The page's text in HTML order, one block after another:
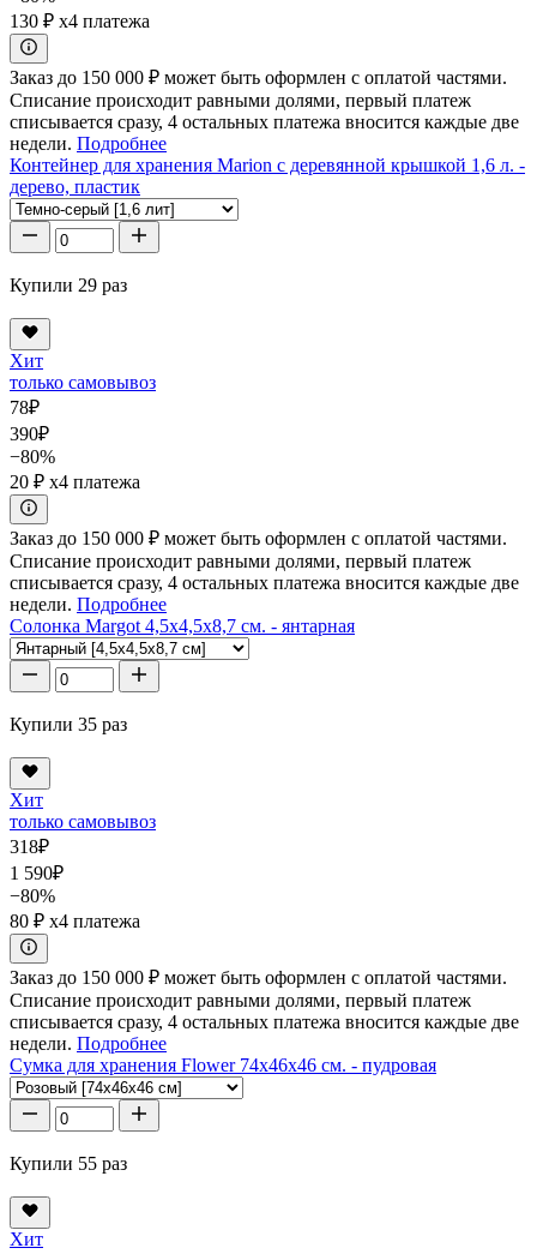
130 ₽ x4 платежа
Заказ до 150 000 ₽ может быть оформлен с оплатой частями.
Списание происходит равными долями, первый платеж
списывается сразу, 4 остальных платежа вносится каждые две
недели. Подробнее
Контейнер для хранения Marion с деревянной крышкой 1,6 л. -
дерево, пластик
Купили 29 раз
Хит
только самовывоз
78₽
390₽
−80%
20 ₽ x4 платежа
Заказ до 150 000 ₽ может быть оформлен с оплатой частями.
Списание происходит равными долями, первый платеж
списывается сразу, 4 остальных платежа вносится каждые две
недели. Подробнее
Солонка Margot 4,5x4,5x8,7 см. - янтарная
Купили 35 раз
Хит
только самовывоз
318₽
1 590₽
−80%
80 ₽ x4 платежа
Заказ до 150 000 ₽ может быть оформлен с оплатой частями.
Списание происходит равными долями, первый платеж
списывается сразу, 4 остальных платежа вносится каждые две
недели. Подробнее
Сумка для хранения Flower 74x46x46 см. - пудровая
Купили 55 раз
Хит